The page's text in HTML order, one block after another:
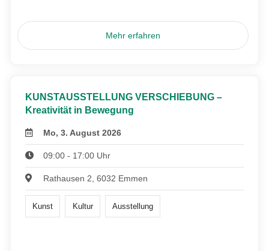
Mehr erfahren
KUNSTAUSSTELLUNG VERSCHIEBUNG –
Kreativität in Bewegung
Mo, 3. August 2026
09:00 - 17:00 Uhr
Rathausen 2, 6032 Emmen
Kunst Kultur Ausstellung